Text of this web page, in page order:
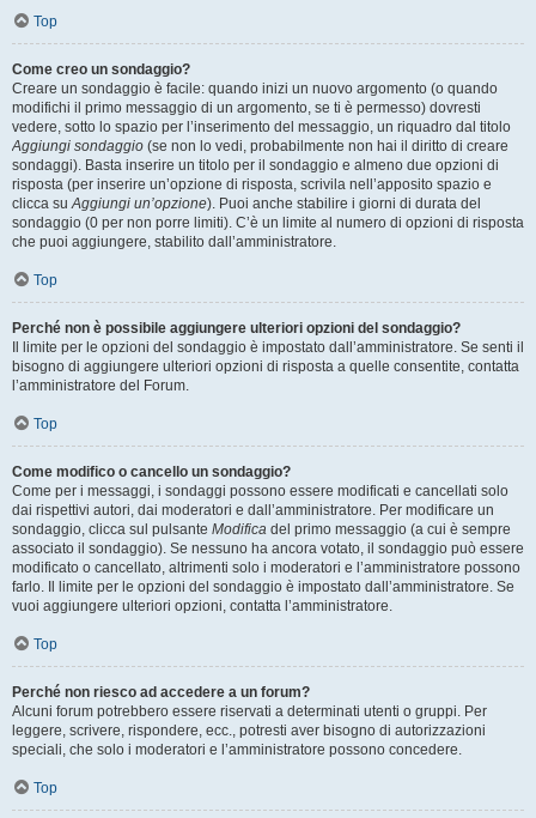
Top
Come creo un sondaggio?
Creare un sondaggio è facile: quando inizi un nuovo argomento (o quando
modifichi il primo messaggio di un argomento, se ti è permesso) dovresti
vedere, sotto lo spazio per l’inserimento del messaggio, un riquadro dal titolo
Aggiungi sondaggio (se non lo vedi, probabilmente non hai il diritto di creare
sondaggi). Basta inserire un titolo per il sondaggio e almeno due opzioni di
risposta (per inserire un’opzione di risposta, scrivila nell’apposito spazio e
clicca suAggiungi un’opzione). Puoi anche stabilire i giorni di durata del
sondaggio (0 per non porre limiti). C’è un limite al numero di opzioni di risposta
che puoi aggiungere, stabilito dall’amministratore.
Top
Perché non è possibile aggiungere ulteriori opzioni del sondaggio?
Il limite per le opzioni del sondaggio è impostato dall’amministratore. Se senti il
bisogno di aggiungere ulteriori opzioni di risposta a quelle consentite, contatta
l’amministratore del Forum.
Top
Come modifico o cancello un sondaggio?
Come per i messaggi, i sondaggi possono essere modificati e cancellati solo
dai rispettivi autori, dai moderatori e dall’amministratore. Per modificare un
sondaggio, clicca sul pulsante Modifica del primo messaggio (a cui è sempre
associato il sondaggio). Se nessuno ha ancora votato, il sondaggio può essere
modificato o cancellato, altrimenti solo i moderatori e l’amministratore possono
farlo. Il limite per le opzioni del sondaggio è impostato dall’amministratore. Se
vuoi aggiungere ulteriori opzioni, contatta l’amministratore.
Top
Perché non riesco ad accedere a un forum?
Alcuni forum potrebbero essere riservati a determinati utenti o gruppi. Per
leggere, scrivere, rispondere, ecc., potresti aver bisogno di autorizzazioni
speciali, che solo i moderatori e l’amministratore possono concedere.
Top